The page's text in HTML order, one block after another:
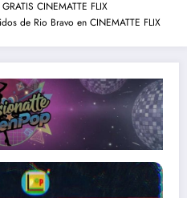
CINEMATTE FLIX
de Rio Bravo en CINEMATTE FLIX